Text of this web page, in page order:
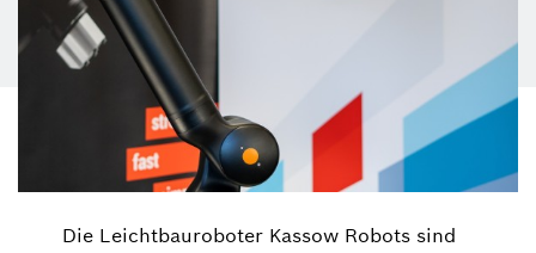
Die Leichtbauroboter Kassow Robots sind